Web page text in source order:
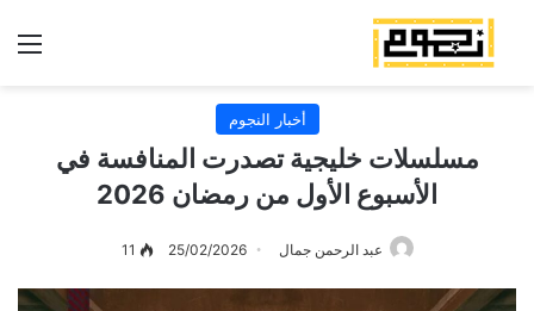
أخبار النجوم
مسلسلات خليجية تصدرت المنافسة في
الأسبوع الأول من رمضان 2026
عبد الرحمن جمال 25/02/2026
11